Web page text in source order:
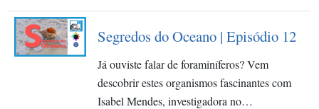
Segredos do Oceano | Episódio 12
Já ouviste falar de foraminíferos? Vem
descobrir estes organismos fascinantes com
Isabel Mendes, investigadora no…